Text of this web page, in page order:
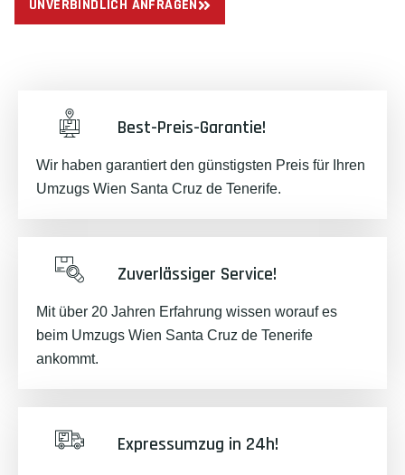
UNVERBINDLICH ANFRAGEN
Best-Preis-Garantie!
Wir haben garantiert den günstigsten Preis für Ihren
Umzugs Wien Santa Cruz de Tenerife.
Zuverlässiger Service!
Mit über 20 Jahren Erfahrung wissen worauf es
beim Umzugs Wien Santa Cruz de Tenerife
ankommt.
Expressumzug in 24h!